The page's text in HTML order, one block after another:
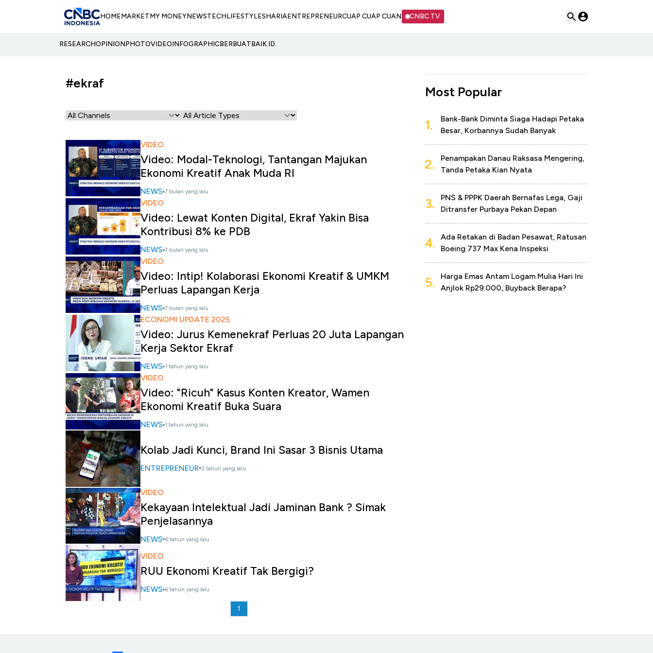
HOMEMARKETMY MONEYNEWSTECHLIFESTYLESHARIAENTREPRENEURCUAP CUAP CUAN CNBC TV
RESEARCHOPINIONPHOTOVIDEOINFOGRAPHICBERBUATBAIK.ID
#ekraf
VIDEO
Video: Modal-Teknologi, Tantangan Majukan
Ekonomi Kreatif Anak Muda RI
NEWS 7 bulan yang lalu
VIDEO
Video: Lewat Konten Digital, Ekraf Yakin Bisa
Kontribusi 8% ke PDB
NEWS 7 bulan yang lalu
VIDEO
Video: Intip! Kolaborasi Ekonomi Kreatif & UMKM
Perluas Lapangan Kerja
NEWS 7 bulan yang lalu
ECONOMI UPDATE 2025
Video: Jurus Kemenekraf Perluas 20 Juta Lapangan
Kerja Sektor Ekraf
NEWS 1 tahun yang lalu
VIDEO
Video: "Ricuh" Kasus Konten Kreator, Wamen
Ekonomi Kreatif Buka Suara
NEWS 1 tahun yang lalu
Kolab Jadi Kunci, Brand Ini Sasar 3 Bisnis Utama
ENTREPRENEUR 2 tahun yang lalu
VIDEO
Kekayaan Intelektual Jadi Jaminan Bank ? Simak
Penjelasannya
NEWS 6 tahun yang lalu
VIDEO
RUU Ekonomi Kreatif Tak Bergigi?
NEWS 6 tahun yang lalu
1
Most Popular
1.
Bank-Bank Diminta Siaga Hadapi Petaka
Besar, Korbannya Sudah Banyak
2.
Penampakan Danau Raksasa Mengering,
Tanda Petaka Kian Nyata
3.
PNS & PPPK Daerah Bernafas Lega, Gaji
Ditransfer Purbaya Pekan Depan
4.
Ada Retakan di Badan Pesawat, Ratusan
Boeing 737 Max Kena Inspeksi
5.
Harga Emas Antam Logam Mulia Hari Ini
Anjlok Rp29.000, Buyback Berapa?